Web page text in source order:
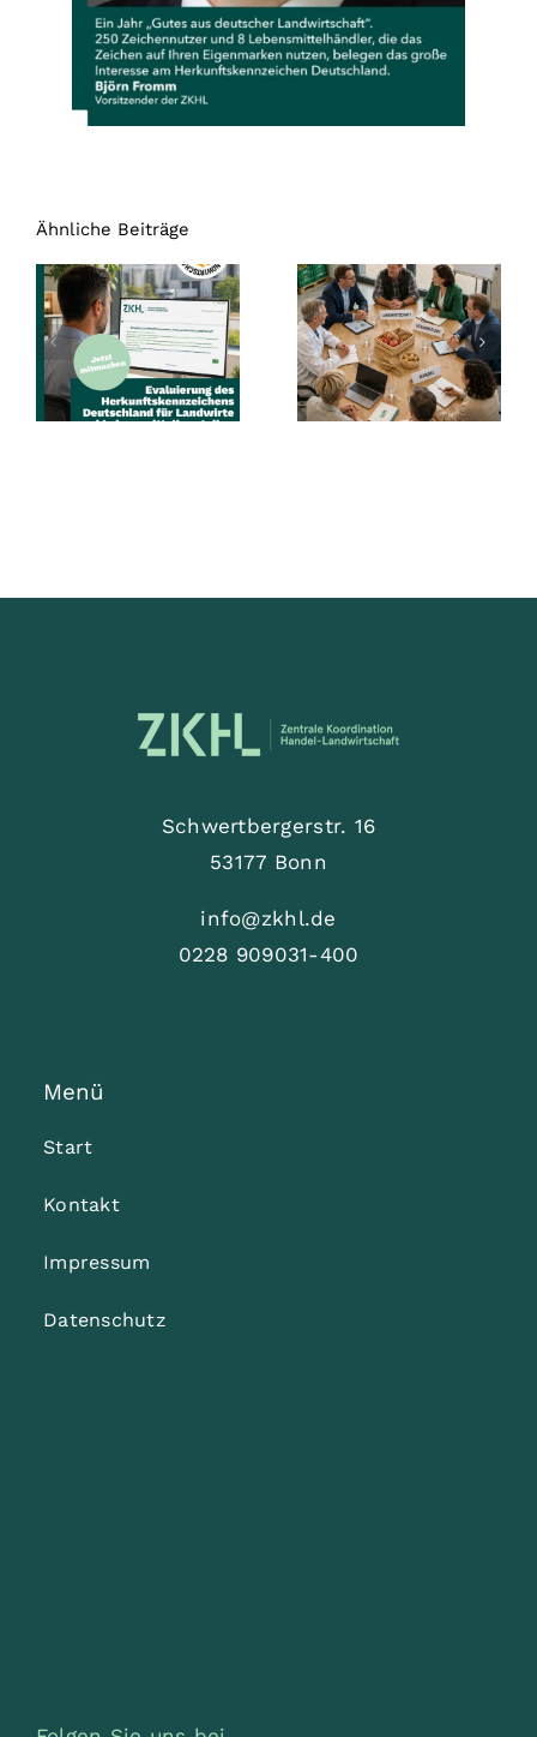
Ähnliche Beiträge
Evaluierung
Herkunftskennzeichen
Deutschland
Gemeinsam
mehr erreichen
mit der ZKHL
Schwertbergerstr. 16
53177 Bonn
info@zkhl.de
0228 909031-400
Menü
Start
Kontakt
Impressum
Datenschutz